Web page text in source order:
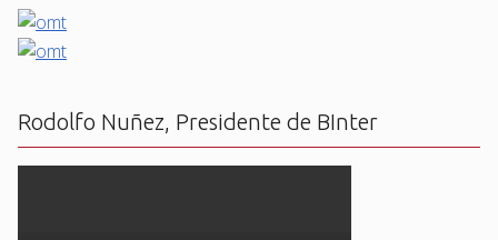
Rodolfo Nuñez, Presidente de BInter